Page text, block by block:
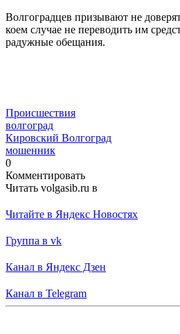
Волгоградцев призывают не
коем случае не переводить им
радужные обещания.
Происшествия
волгоград
Кировский Волгоград
мошенник
0
Комментировать
Читать volgasib.ru в
Читайте в Яндекс Новостях
Группа в vk
Канал в Яндекс Дзен
Канал в Telegram